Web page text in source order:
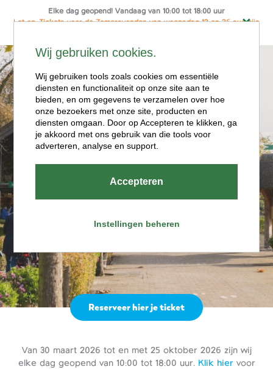
Elke dag geopend! Vandaag van 10:00 tot 18:00 uur
Let op: Tickets voor de Zomeravonden van woensdag 12 en 26 aug zijn
Ga
naar
de
inhoud
Openingstijde
n
Van 30 maart 2026 tot en met 25 oktober 2026 zijn wij
elke dag geopend van 10:00 tot 18:00 uur. Klik hiervoor
Reserveer hier je ticket
Wij gebruiken cookies.
Wij gebruiken tools zoals cookies om essentiële
diensten en functionaliteit op onze site aan te
bieden, en om gegevens te verzamelen over hoe
onze bezoekers met onze site, producten en
diensten omgaan. Door op Accepteren te klikken, ga
je akkoord met ons gebruik van die tools voor
adverteren, analyse en support.
Accepteren
Instellingen beheren